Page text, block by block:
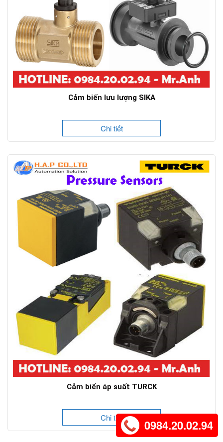
Cảm biến lưu lượng SIKA
Chi tiết
Cảm biến áp suất TURCK
Chi tiết 0984.20.02.94